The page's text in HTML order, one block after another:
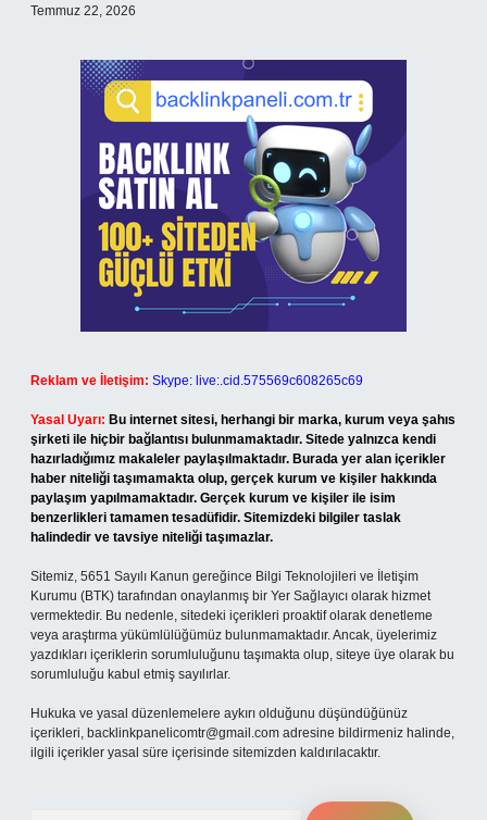
Temmuz 22, 2026
Reklam ve İletişim: Skype: live:.cid.575569c608265c69
Yasal Uyarı: Bu internet sitesi, herhangi bir marka, kurum veya şahıs
şirketi ile hiçbir bağlantısı bulunmamaktadır. Sitede yalnızca kendi
hazırladığımız makaleler paylaşılmaktadır. Burada yer alan içerikler
haber niteliği taşımamakta olup, gerçek kurum ve kişiler hakkında
paylaşım yapılmamaktadır. Gerçek kurum ve kişiler ile isim
benzerlikleri tamamen tesadüfidir. Sitemizdeki bilgiler taslak
halindedir ve tavsiye niteliği taşımazlar.
Sitemiz, 5651 Sayılı Kanun gereğince Bilgi Teknolojileri ve İletişim
Kurumu (BTK) tarafından onaylanmış bir Yer Sağlayıcı olarak hizmet
vermektedir. Bu nedenle, sitedeki içerikleri proaktif olarak denetleme
veya araştırma yükümlülüğümüz bulunmamaktadır. Ancak, üyelerimiz
yazdıkları içeriklerin sorumluluğunu taşımakta olup, siteye üye olarak bu
sorumluluğu kabul etmiş sayılırlar.
Hukuka ve yasal düzenlemelere aykırı olduğunu düşündüğünüz
içerikleri, backlinkpanelicomtr@gmail.com adresine bildirmeniz halinde,
ilgili içerikler yasal süre içerisinde sitemizden kaldırılacaktır.